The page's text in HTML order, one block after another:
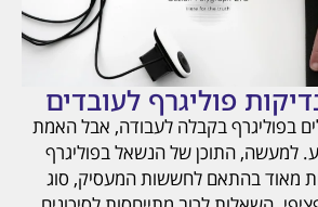
פוליגרף לעובדים
בפוליגרף בקבלה לעבודה, אבל האמת
למעשה, התוכן של הנשאל בפוליגרף
מאוד בהתאם לחששות המעסיק, סוג